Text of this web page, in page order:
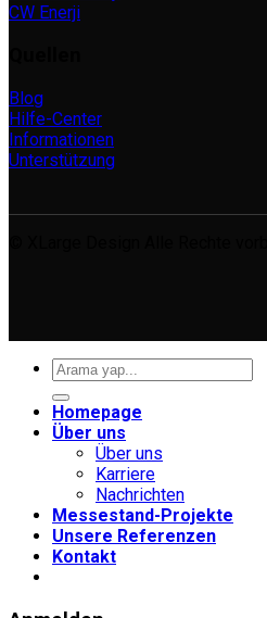
CW Enerji
Blog
Hilfe-Center
Informationen
Unterstützung
Suche
nach:
Homepage
Über uns
Über uns
Karriere
Nachrichten
Messestand-Projekte
Unsere Referenzen
Kontakt